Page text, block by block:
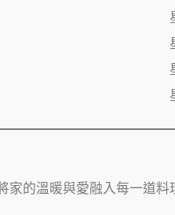
的溫暖與愛融入每一道